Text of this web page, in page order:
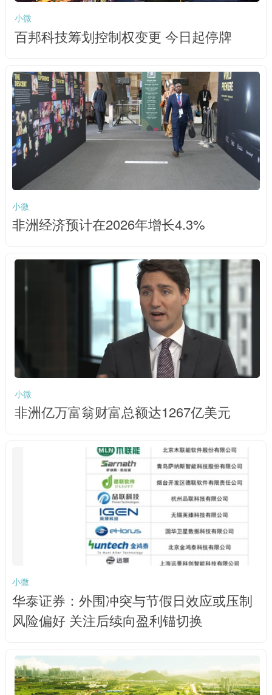
小微
百邦科技筹划控制权变更 今日起停牌
小微
非洲经济预计在2026年增长4.3%
小微
非洲亿万富翁财富总额达1267亿美元
小微
华泰证券：外围冲突与节假日效应或压制
风险偏好 关注后续向盈利锚切换